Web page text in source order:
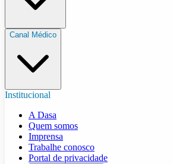
Canal Médico
Institucional
A Dasa
Quem somos
Imprensa
Trabalhe conosco
Portal de privacidade